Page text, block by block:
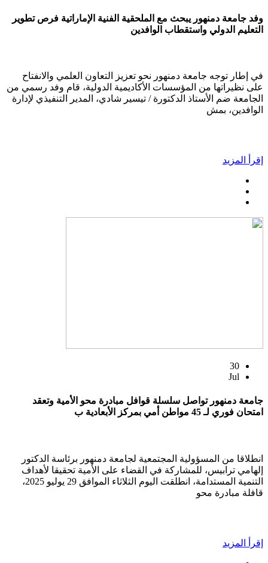
وفد جامعة دمنهور يبحث مع الملحقية الفنية الإماراتية فرص تطوير
التعليم الدولي واستقطاب الوافدين
في إطار توجه جامعة دمنهور نحو تعزيز التعاون العلمي والانفتاح
على نظيراتها من المؤسسات الأكاديمية الدولية، قام وفد رسمي من
الجامعة ضم الأستاذ الدكتورة / تيسير شادي، المدير التنفيذي لإدارة
الوافدين، بمش
إقرأ المزيد
30
Jul
جامعة دمنهور تواصل سلسلة قوافل مبادرة محو الأمية وتعقد
امتحان فوري لـ 45 مواطن أمي بمركز الأبعادية ب
انطلاقا من المسؤولية المجتمعية لجامعة دمنهور برئاسة الدكتور
إلهامي ترابيس، للمشاركة في القضاء على الأمية تحقيقا لأهداف
التنمية المستدامة، انطلقت اليوم الثلاثاء الموافق 29 يوليو 2025،
قافلة مبادرة محو
إقرأ المزيد